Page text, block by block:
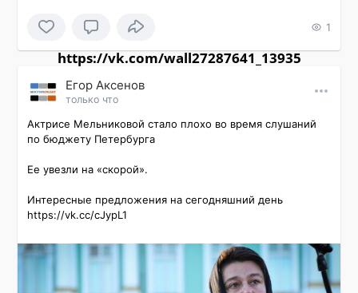
1
https://vk.com/wall27287641_13935
Εгор Αксенов
только что
Актрисе Мельниковой стало плохо во время слушаний
по бюджету Петербурга
Ее увезли на «скорой».
Интересные предложения на сегодняшний день
https://vk.cc/cJypL1